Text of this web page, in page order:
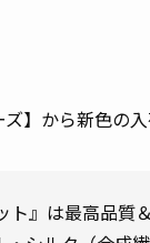
】から新色の
ト』は最高品質